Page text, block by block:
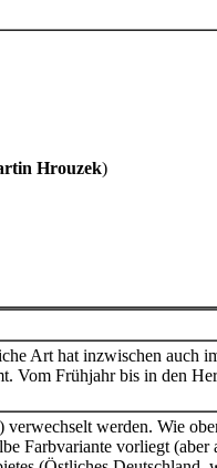
Hrouzek)
Art hat inzwischen auch
Vom Frühjahr bis in den
) verwechselt werden. Wie
Farbvariante vorliegt (aber